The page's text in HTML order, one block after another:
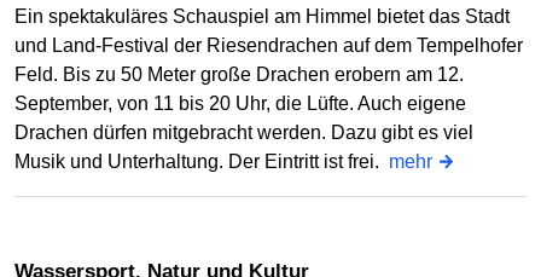
Ein spektakuläres Schauspiel am Himmel bietet das Stadt
und Land-Festival der Riesendrachen auf dem Tempelhofer
Feld. Bis zu 50 Meter große Drachen erobern am 12.
September, von 11 bis 20 Uhr, die Lüfte. Auch eigene
Drachen dürfen mitgebracht werden. Dazu gibt es viel
Musik und Unterhaltung. Der Eintritt ist frei. mehr
Wassersport, Natur und Kultur